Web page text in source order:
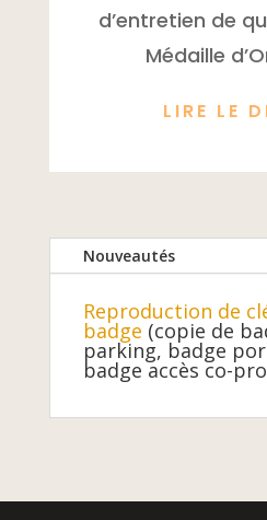
d’entretien de
Médaille
LIRE LE
Nouveautés
Reproduction de
badge (copie de
parking, badge
badge accès co-